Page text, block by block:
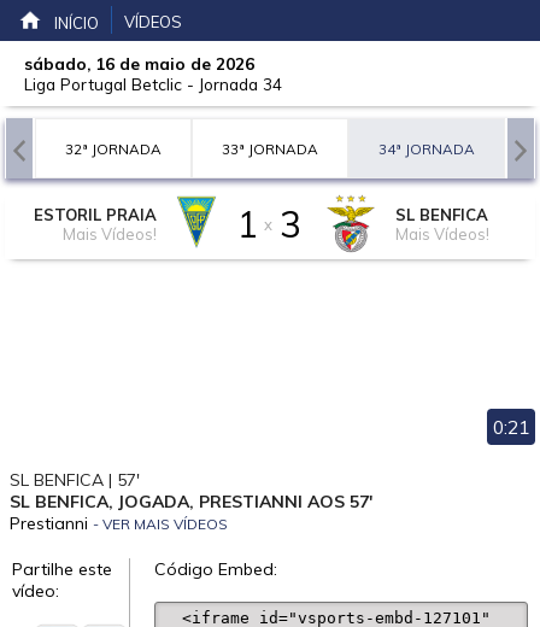
INÍCIO VÍDEOS
sábado, 16 de maio de 2026
Liga Portugal Betclic - Jornada 34
32ª JORNADA 33ª JORNADA 34ª JORNADA
ESTORIL PRAIA
Mais Vídeos!
1 x 3
SL BENFICA
Mais Vídeos!
0:21
SL BENFICA | 57'
SL BENFICA, JOGADA, PRESTIANNI AOS 57'
Prestianni - VER MAIS VÍDEOS
Partilhe este
vídeo:
Código Embed: